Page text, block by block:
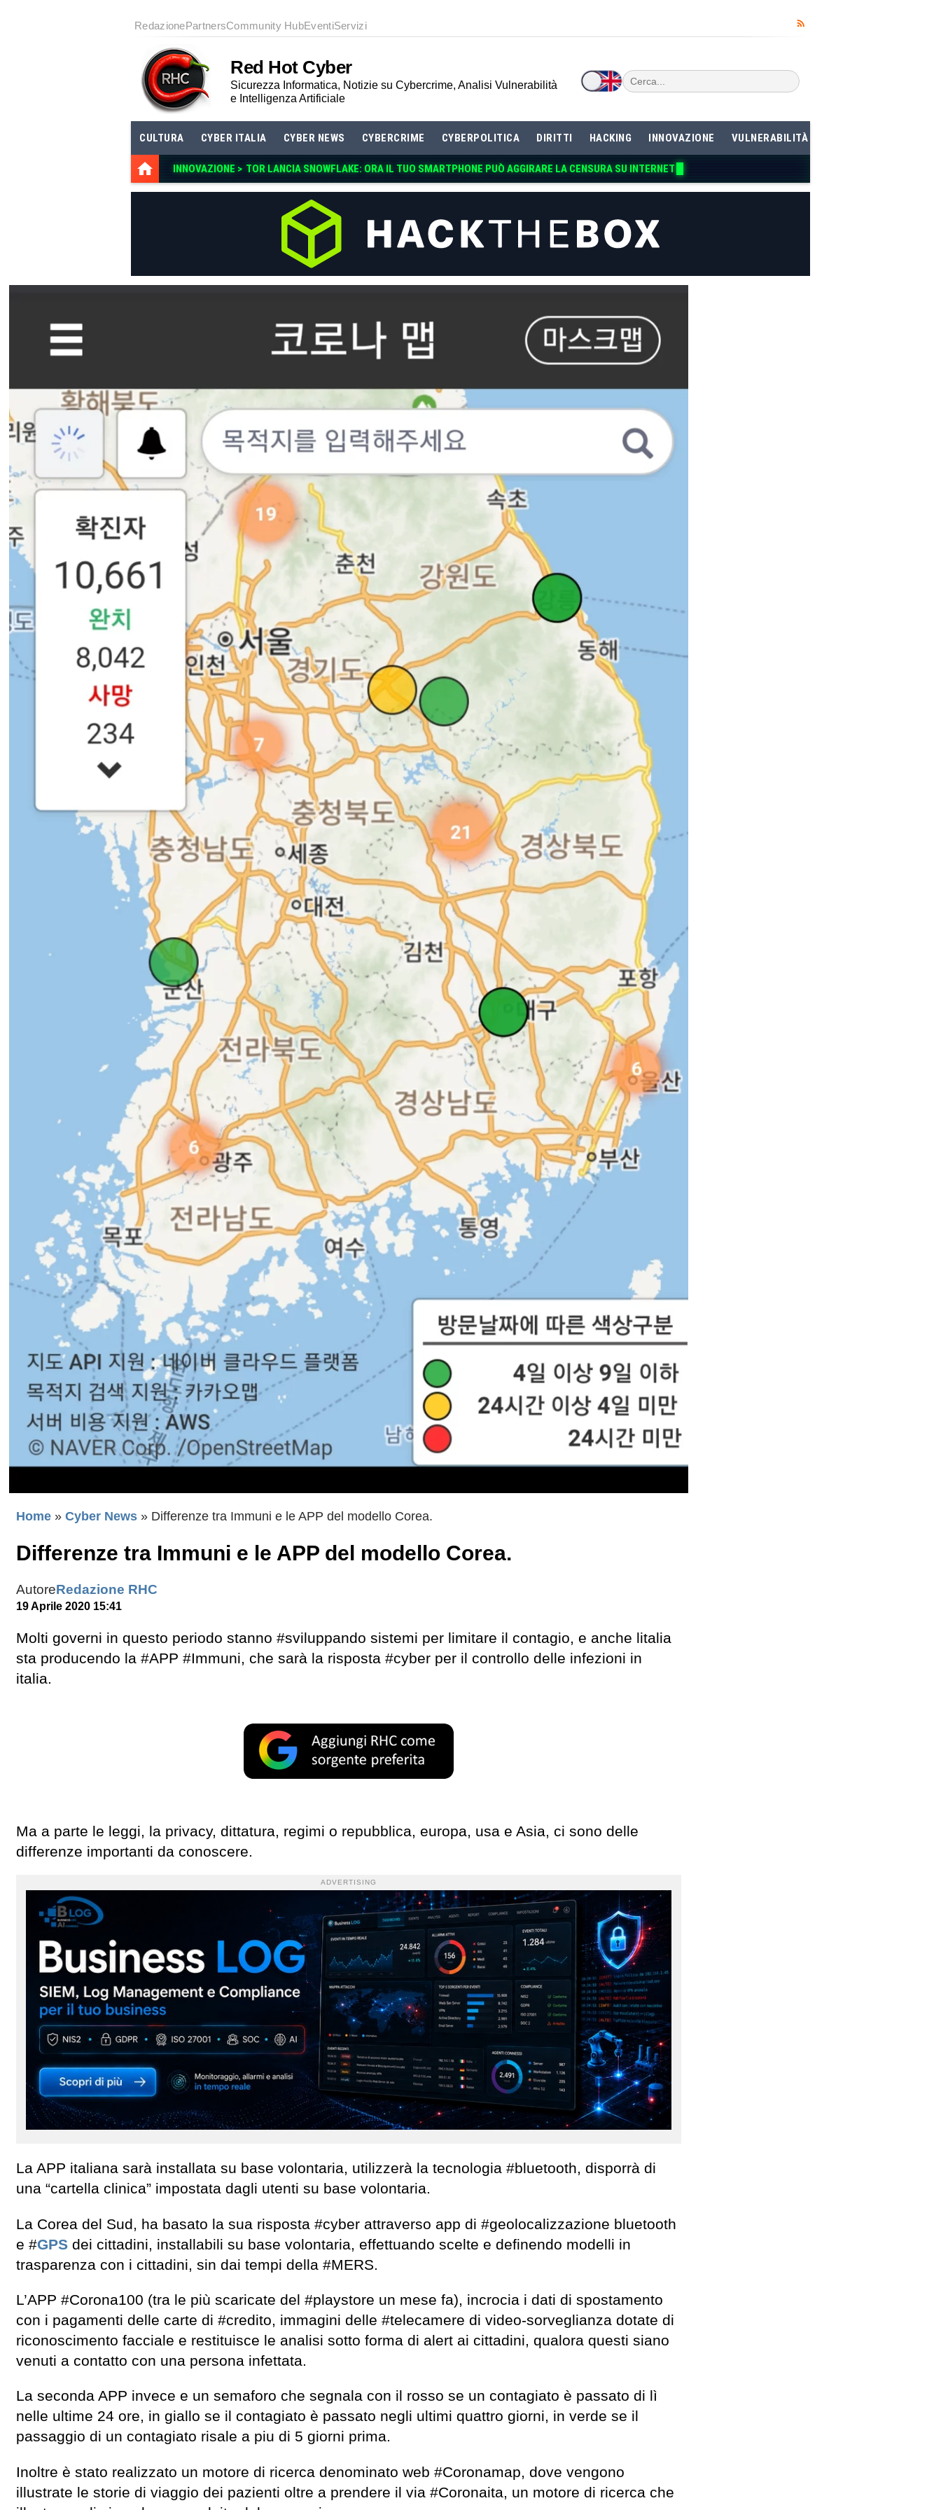
RedazionePartnersCommunity HubEventiServizi
Red Hot Cyber
Sicurezza Informatica, Notizie su Cybercrime, Analisi Vulnerabilità
e Intelligenza Artificiale
CULTURA CYBER ITALIA CYBER NEWS CYBERCRIME CYBERPOLITICA DIRITTI HACKING INNOVAZIONE VULNERABILITÀ
INNOVAZIONE > TOR LANCIA SNOWFLAKE: ORA IL TUO SMARTPHONE PU
Home » Cyber News » Differenze tra Immuni e le APP del modello Corea.
Differenze tra Immuni e le APP del modello Corea.
AutoreRedazione RHC
19 Aprile 2020 15:41
Molti governi in questo periodo stanno #sviluppando sistemi per limitare il contagio, e anche litalia
sta producendo la #APP #Immuni, che sarà la risposta #cyber per il controllo delle infezioni in
italia.
Ma a parte le leggi, la privacy, dittatura, regimi o repubblica, europa, usa e Asia, ci sono delle
differenze importanti da conoscere.
ADVERTISING
La APP italiana sarà installata su base volontaria, utilizzerà la tecnologia #bluetooth, disporrà di
una “cartella clinica” impostata dagli utenti su base volontaria.
La Corea del Sud, ha basato la sua risposta #cyber attraverso app di #geolocalizzazione bluetooth
e #GPS dei cittadini, installabili su base volontaria, effettuando scelte e definendo modelli in
trasparenza con i cittadini, sin dai tempi della #MERS.
L’APP #Corona100 (tra le più scaricate del #playstore un mese fa), incrocia i dati di spostamento
con i pagamenti delle carte di #credito, immagini delle #telecamere di video-sorveglianza dotate di
riconoscimento facciale e restituisce le analisi sotto forma di alert ai cittadini, qualora questi siano
venuti a contatto con una persona infettata.
La seconda APP invece e un semaforo che segnala con il rosso se un contagiato è passato di lì
nelle ultime 24 ore, in giallo se il contagiato è passato negli ultimi quattro giorni, in verde se il
passaggio di un contagiato risale a piu di 5 giorni prima.
Inoltre è stato realizzato un motore di ricerca denominato web #Coronamap, dove vengono
illustrate le storie di viaggio dei pazienti oltre a prendere il via #Coronaita, un motore di ricerca che